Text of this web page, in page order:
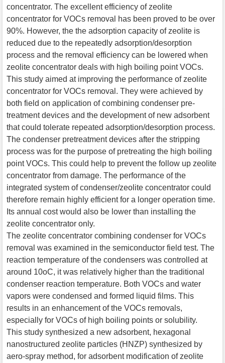
concentrator. The excellent efficiency of zeolite
concentrator for VOCs removal has been proved to be over
90%. However, the the adsorption capacity of zeolite is
reduced due to the repeatedly adsorption/desorption
process and the removal efficiency can be lowered when
zeolite concentrator deals with high boiling point VOCs.
This study aimed at improving the performance of zeolite
concentrator for VOCs removal. They were achieved by
both field on application of combining condenser pre-
treatment devices and the development of new adsorbent
that could tolerate repeated adsorption/desorption process.
The condenser pretreatment devices after the stripping
process was for the purpose of pretreating the high boiling
point VOCs. This could help to prevent the follow up zeolite
concentrator from damage. The performance of the
integrated system of condenser/zeolite concentrator could
therefore remain highly efficient for a longer operation time.
Its annual cost would also be lower than installing the
zeolite concentrator only.
The zeolite concentrator combining condenser for VOCs
removal was examined in the semiconductor field test. The
reaction temperature of the condensers was controlled at
around 10oC, it was relatively higher than the traditional
condenser reaction temperature. Both VOCs and water
vapors were condensed and formed liquid films. This
results in an enhancement of the VOCs removals,
especially for VOCs of high boiling points or solubility.
This study synthesized a new adsorbent, hexagonal
nanostructured zeolite particles (HNZP) synthesized by
aero-spray method, for adsorbent modification of zeolite